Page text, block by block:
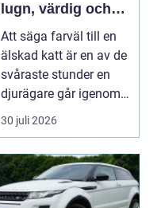
lugn, värdig och
trygg
Att säga farväl till en
älskad katt är en av de
svåraste stunder en
djurägare går igenom.
Beslutet o...
30 juli 2026